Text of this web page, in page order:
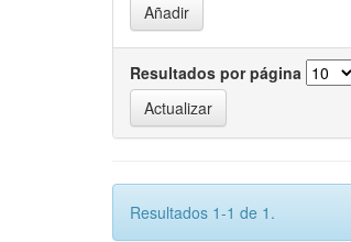
Resultados por página
Resultados 1-1 de 1.